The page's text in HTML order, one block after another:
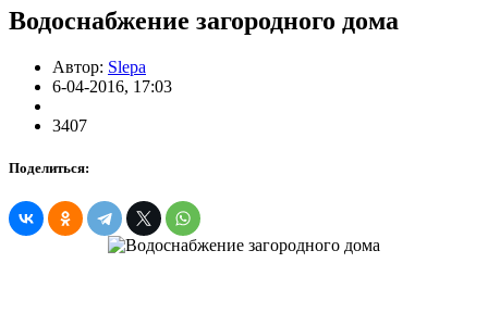
Водоснабжение загородного дома
Автор: Slepa
6-04-2016, 17:03
3407
Поделиться: